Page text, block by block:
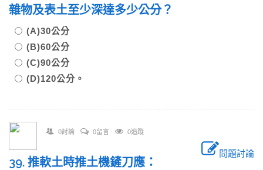
雜物及表土至少深達多少公分？
(A)30公分
(B)60公分
(C)90公分
(D)120公分。
0討論 0留言 0追蹤
問題討論
39. 推軟土時推土機鏟刀應：